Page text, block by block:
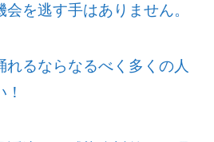
を逃す手はありません。
れるならなるべく多くの人